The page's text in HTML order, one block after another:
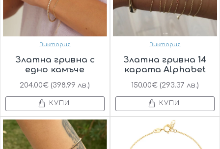
Виктория
Златна гривна с
едно камъче
204.00€ (398.99 лв.)
КУПИ
Виктория
Златна гривна 14
карата Alphabet
150.00€ (293.37 лв.)
КУПИ